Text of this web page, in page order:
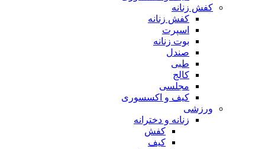
کفش زنانه
کفش زنانه
اسپرت
بوت زنانه
مجلسی
کیف و اکسسوری
ورزشی
زنانه و دخترانه